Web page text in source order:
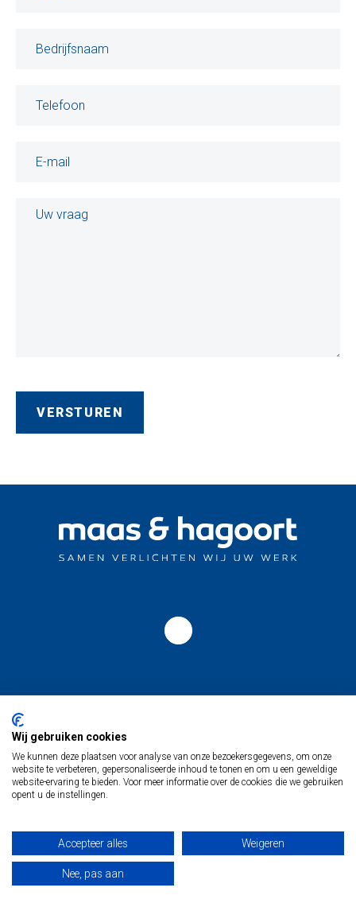
Locatie Antwerpen
2000 Antwerpen
Wij gebruiken cookies
We kunnen deze plaatsen voor analyse van onze bezoekersgegevens, om onze
website te verbeteren, gepersonaliseerde inhoud te tonen en om u een geweldige
website-ervaring te bieden. Voor meer informatie over de cookies die we gebruiken
opent u de instellingen.
Accepteer alles Weigeren
Nee, pas aan